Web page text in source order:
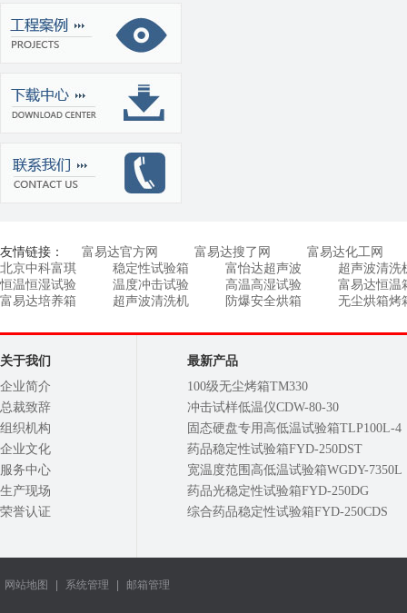
友情链接： 富易达官方网 富易达搜了网
富易达化工网
北京中科富琪
稳定性试验箱 富怡达超声波
超声波清洗
恒温恒湿试验
温度冲击试验 高温高湿试验
富易达恒温
富易达培养箱
超声波清洗机 防爆安全烘箱 无尘烘箱烤
关于我们
企业简介
总裁致辞
组织机构
企业文化
服务中心
生产现场
荣誉认证
最新产品
100级无尘烤箱TM330
冲击试样低温仪CDW-80-30
固态硬盘专用高低温试验箱TLP100L-4
药品稳定性试验箱FYD-250DST
宽温度范围高低温试验箱WGDY-7350L
药品光稳定性试验箱FYD-250DG
综合药品稳定性试验箱FYD-250CDS
网站地图 系统管理 邮箱管理